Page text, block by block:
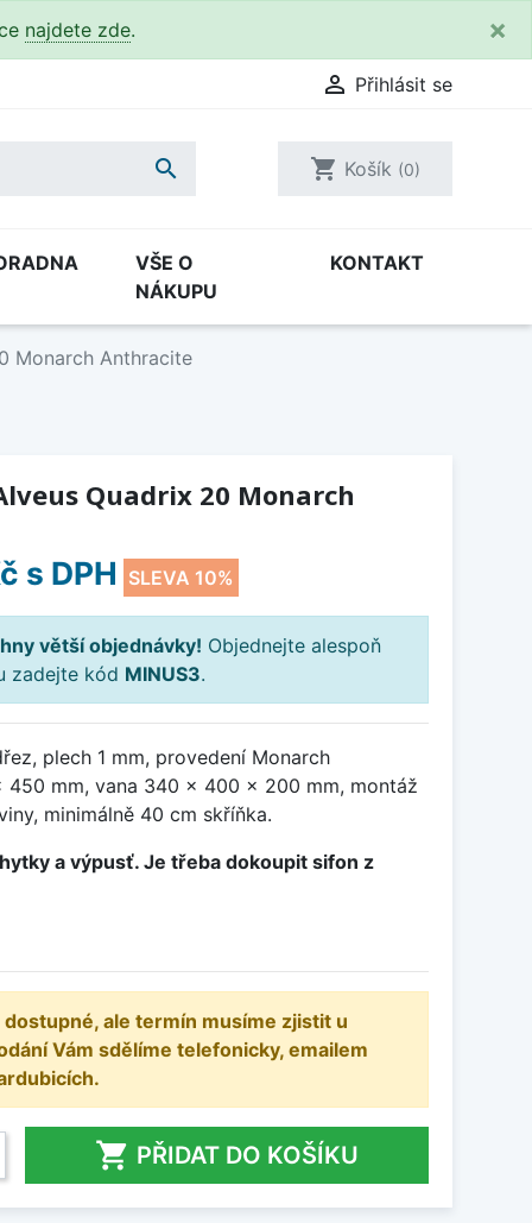
najdete zde. ×
 Přihlásit se
 shopping_cart Košík (0)
VŠE O
NÁKUPU
KONTAKT
Monarch Anthracite
Quadrix 20 Monarch
s DPH SLEVA 10%
větší objednávky! Objednejte alespoň
zadejte kód MINUS3.
plech 1 mm, provedení Monarch
mm, vana 340 x 400 x 200 mm, montáž
minimálně 40 cm skříňka.
a výpusť. Je třeba dokoupit sifon z
ale termín musíme zjistit u
Vám sdělíme telefonicky, emailem
 PŘIDAT DO KOŠÍKU